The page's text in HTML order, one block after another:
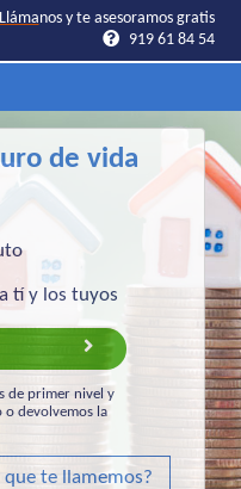
Llámanos y te asesoramos gratis
919 61 84 54
Llámanos y te asesoramos gratis
919 61 84 54
de vida
tí y los tuyos
de primer nivel y
o devolvemos la
que te llamemos?